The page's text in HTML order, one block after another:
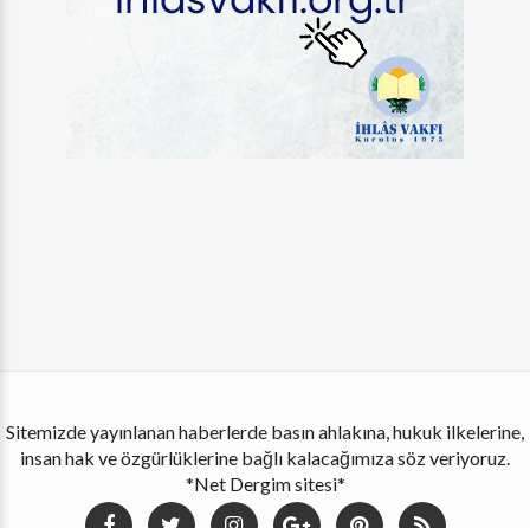
Sitemizde yayınlanan haberlerde basın ahlakına, hukuk ilkelerine,
insan hak ve özgürlüklerine bağlı kalacağımıza söz veriyoruz.
*Net Dergim sitesi*